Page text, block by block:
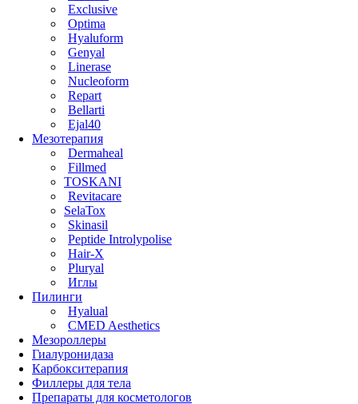
Exclusive
Optima
Hyaluform
Genyal
Linerase
Nucleoform
Repart
Bellarti
Ejal40
Мезотерапия
Dermaheal
Fillmed
TOSKANI
Revitacare
SelaTox
Skinasil
Peptide Introlypolise
Hair-X
Pluryal
Иглы
Пилинги
Hyalual
CMED Aesthetics
Мезороллеры
Гиалуронидаза
Карбокситерапия
Филлеры для тела
Препараты для косметологов